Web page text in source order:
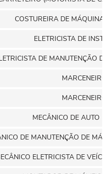
COSTUREIRA DE
ELETRICISTA DE
DE MANUTENÇÃO
MARCENEIRO
MARCENEIRO
MECÂNICO DE AUTO
DE MANUTENÇÃO DE
ELETRICISTA DE